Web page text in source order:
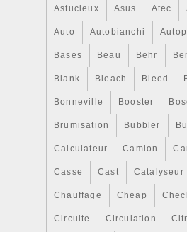
Astucieux Asus Atec
Auto Autobianchi
Bases Beau Behr
Blank Bleach Bleed
Bonneville Booster
Brumisation Bubbler
Calculateur Camion
Casse Cast Catalyseur
Chauffage Cheap
Circuite Circulation
suivants avec DHL
Délais de livraison
les 3 jours suivant
méthodes de
soigneusement
De réception du
affichés le même
numéro de suivi
sociétés suivantes
12 Kaunas 52370
votre article,
d’origine et avec
jours. Les